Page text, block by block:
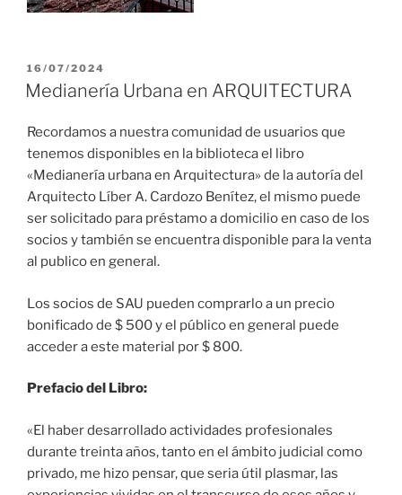
PUBLICADO
EL
16/07/2024
Medianería Urbana en ARQUITECTURA
Recordamos a nuestra comunidad de usuarios que
tenemos disponibles en la biblioteca el libro
«Medianería urbana en Arquitectura» de la autoría del
Arquitecto Líber A. Cardozo Benítez, el mismo puede
ser solicitado para préstamo a domicilio en caso de los
socios y también se encuentra disponible para la venta
al publico en general.
Los socios de SAU pueden comprarlo a un precio
bonificado de $ 500 y el público en general puede
acceder a este material por $ 800.
Prefacio del Libro:
«El haber desarrollado actividades profesionales
durante treinta años, tanto en el ámbito judicial como
privado, me hizo pensar, que seria útil plasmar, las